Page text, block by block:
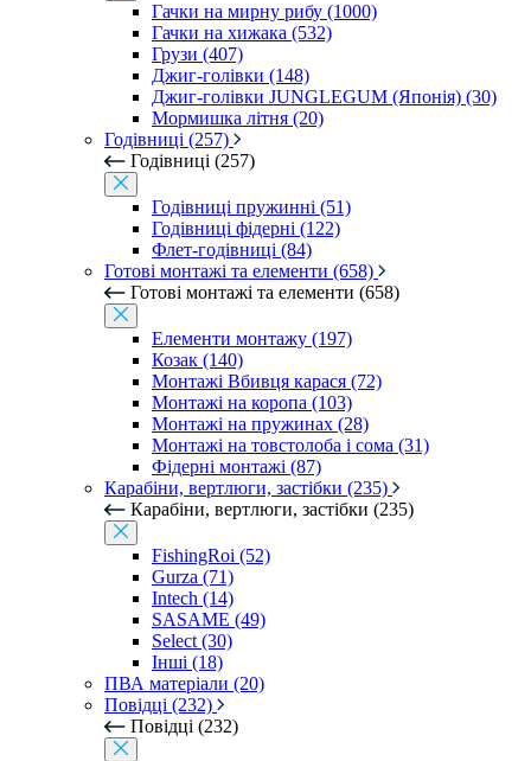
Гачки на мирну рибу (1000)
Гачки на хижака (532)
Грузи (407)
Джиг-голівки (148)
Джиг-голівки JUNGLEGUM (Японія) (30)
Мормишка літня (20)
Годівниці (257)
Годівниці (257)
Годівниці пружинні (51)
Годівниці фідерні (122)
Флет-годівниці (84)
Готові монтажі та елементи (658)
Готові монтажі та елементи (658)
Елементи монтажу (197)
Козак (140)
Монтажі Вбивця карася (72)
Монтажі на коропа (103)
Монтажі на пружинах (28)
Монтажі на товстолоба і сома (31)
Фідерні монтажі (87)
Карабіни, вертлюги, застібки (235)
Карабіни, вертлюги, застібки (235)
FishingRoi (52)
Gurza (71)
Intech (14)
SASAME (49)
Select (30)
Інші (18)
ПВА матеріали (20)
Повідці (232)
Повідці (232)